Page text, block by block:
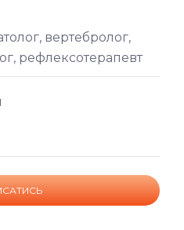
вертебролог,
рефлексотерапевт